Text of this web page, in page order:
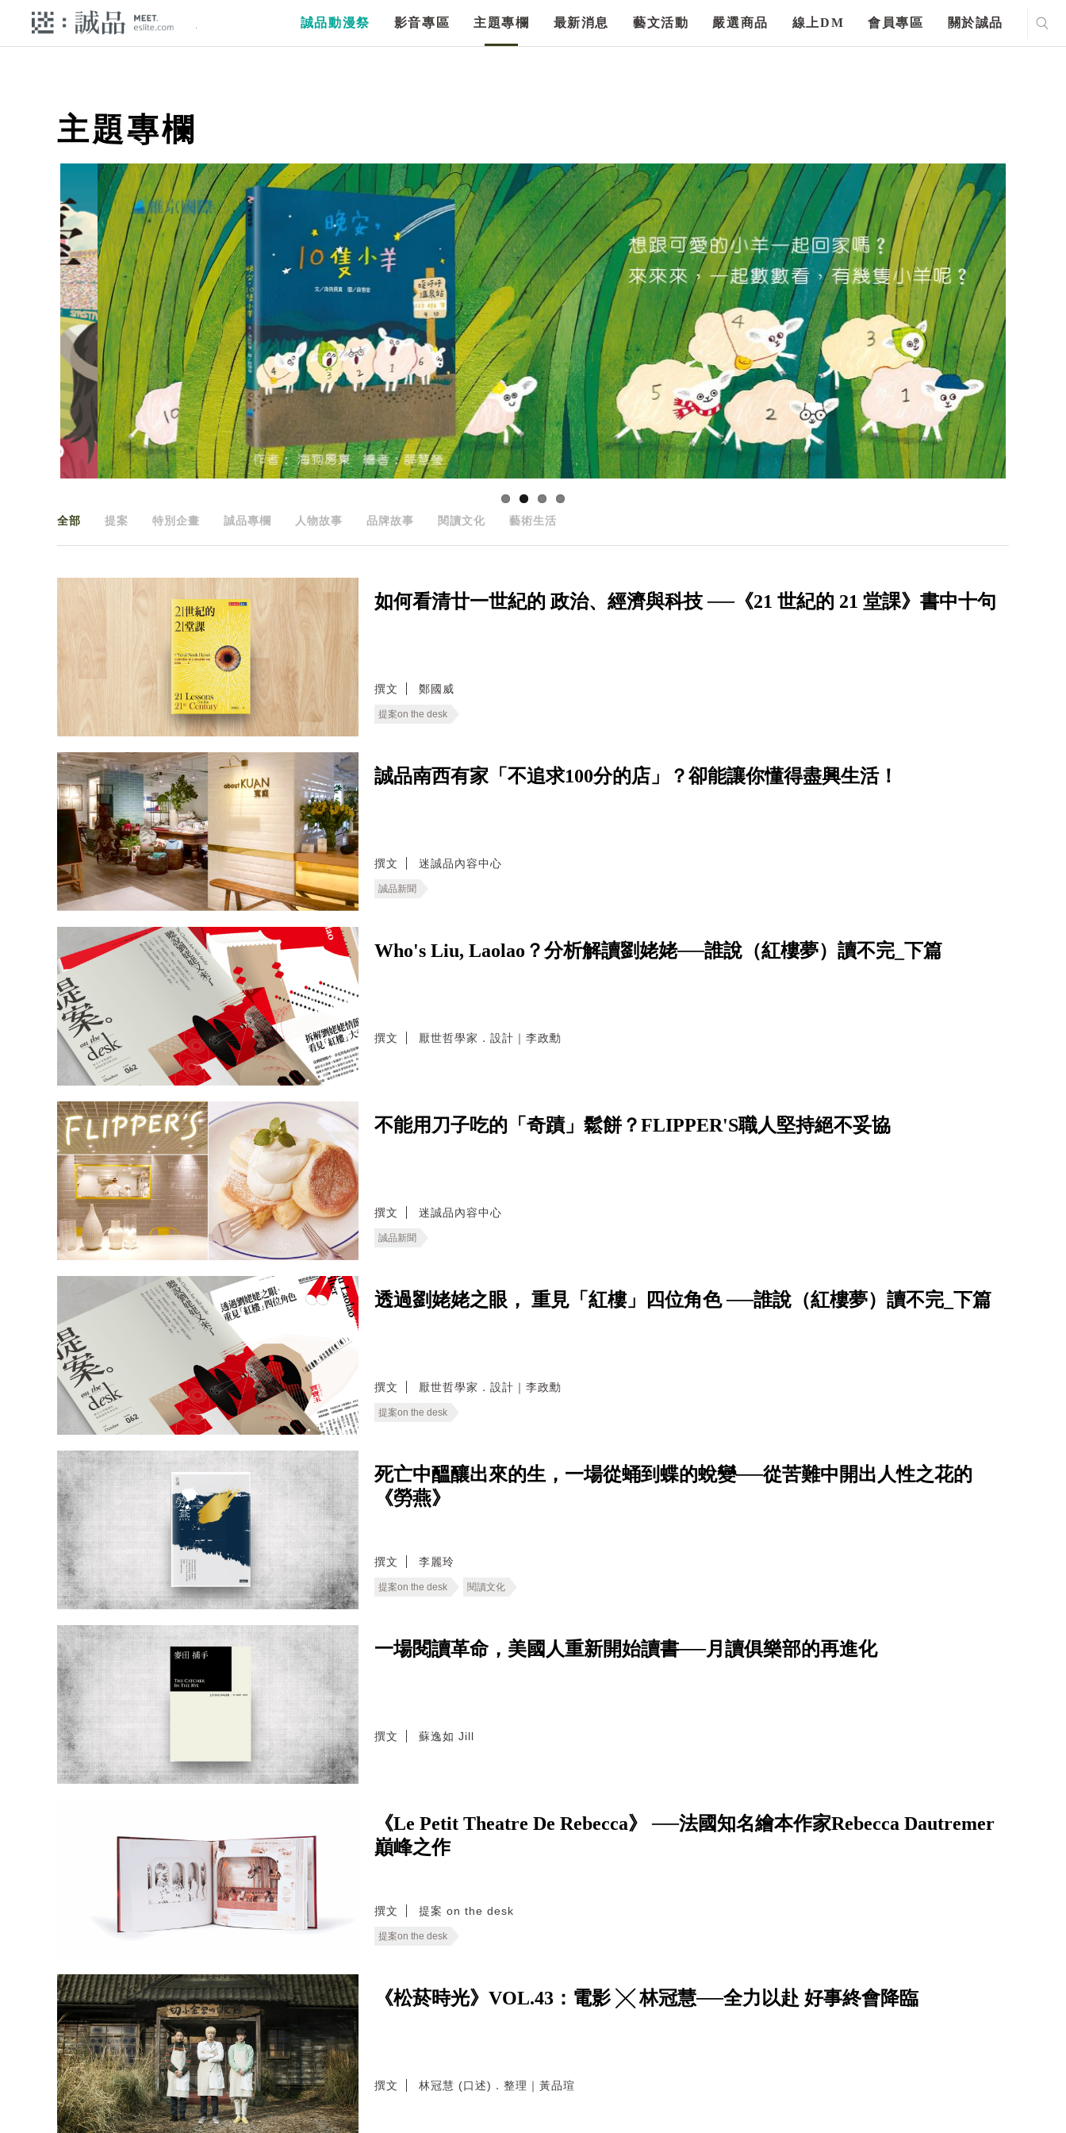
誠品動漫祭 影音專區 主題專欄 最新消息 藝文活動 嚴選商品 線上DM 會員專區 關於誠品
主題專欄
全部 提案 特別企畫 誠品專欄 人物故事 品牌故事 閱讀文化 藝術生活
如何看清廿一世紀的 政治、經濟與科技 ──《21 世紀的 21 堂課》書中十句
撰文 鄭國威
提案on the desk
誠品南西有家「不追求100分的店」？卻能讓你懂得盡興生活！
撰文 迷誠品內容中心
誠品新聞
Who's Liu, Laolao？分析解讀劉姥姥──誰說（紅樓夢）讀不完_下篇
撰文 厭世哲學家．設計｜李政勳
不能用刀子吃的「奇蹟」鬆餅？FLIPPER'S職人堅持絕不妥協
撰文 迷誠品內容中心
誠品新聞
透過劉姥姥之眼， 重見「紅樓」四位角色 ──誰說（紅樓夢）讀不完_下篇
撰文 厭世哲學家．設計｜李政勳
提案on the desk
死亡中醞釀出來的生，一場從蛹到蝶的蛻變──從苦難中開出人性之花的
《勞燕》
撰文 李麗玲
提案on the desk 閱讀文化
一場閱讀革命，美國人重新開始讀書──月讀俱樂部的再進化
撰文 蘇逸如 Jill
《Le Petit Theatre De Rebecca》 ──法國知名繪本作家Rebecca Dautremer
巔峰之作
撰文 提案 on the desk
提案on the desk
《松菸時光》VOL.43：電影 ╳ 林冠慧──全力以赴 好事終會降臨
撰文 林冠慧 (口述)．整理｜黃品瑄